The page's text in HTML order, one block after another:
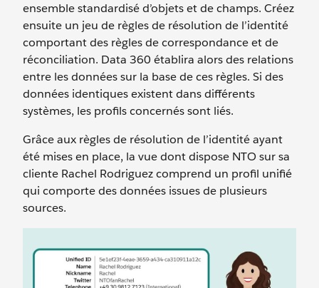
ensemble standardisé d’objets et de champs. Créez
ensuite un jeu de règles de résolution de l’identité
comportant des règles de correspondance et de
réconciliation. Data 360 établira alors des relations
entre les données sur la base de ces règles. Si des
données identiques existent dans différents
systèmes, les profils concernés sont liés.
Grâce aux règles de résolution de l’identité ayant
été mises en place, la vue dont dispose NTO sur sa
cliente Rachel Rodriguez comprend un profil unifié
qui comporte des données issues de plusieurs
sources.